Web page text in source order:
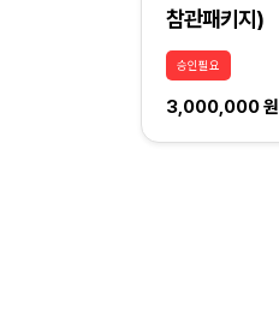
참관패키지)
승인필요
3,000,000 원